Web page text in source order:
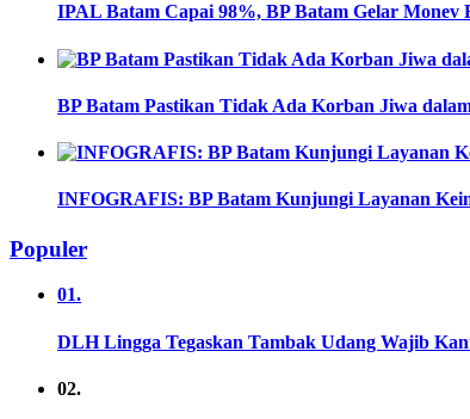
IPAL Batam Capai 98%, BP Batam Gelar Monev
BP Batam Pastikan Tidak Ada Korban Jiwa
INFOGRAFIS: BP Batam Kunjungi Layanan
Populer
01.
DLH Lingga Tegaskan Tambak Udang Wajib
02.